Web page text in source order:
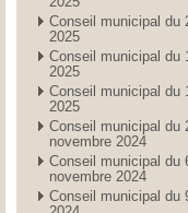
Conseil municipal du
2025
Conseil municipal du
2025
Conseil municipal du
2025
Conseil municipal du
novembre 2024
Conseil municipal du
novembre 2024
Conseil municipal du